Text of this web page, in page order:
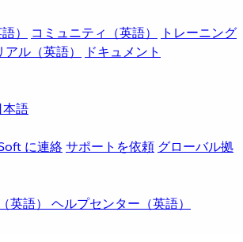
）
コミュニティ（英語）
トレーニング
ル（英語）
ドキュメント
本語
に連絡サポートを依頼 グローバル拠
英語） ヘルプセンター（英語）